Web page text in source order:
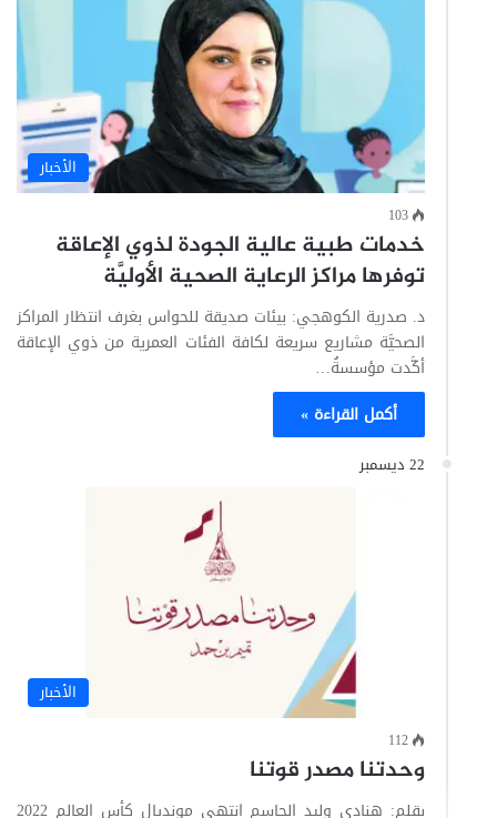
الأخبار
103
خدمات طبية عالية الجودة لذوي الإعاقة
توفرها مراكز الرعاية الصحية الأوليَّة
د. صدرية الكوهجي: بيئات صديقة للحواس بغرف انتظار المراكز
الصحيَّة مشاريع سريعة لكافة الفئات العمرية من ذوي الإعاقة
أكَّدت مؤسسةُ…
أكمل القراءة »
22 ديسمبر
الأخبار
112
وحدتنا مصدر قوتنا
بقلم: هنادي وليد الجاسم انتهى مونديال كأس العالم 2022